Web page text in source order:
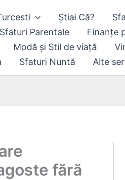
Știai Că?
Sfaturi Parentale Finanțe
Modă și Stil de viață
Sfaturi Nuntă Alte
fără